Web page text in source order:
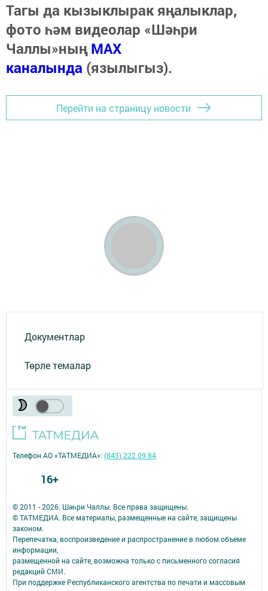
Тагы да кызыклырак яңалыклар,
фото һәм видеолар «Шәһри
Чаллы»ныңMAX
каналында (язылыгыз).
Перейти на страницу новости
Документлар
Төрле темалар
© 2011 - 2026. Шәһри Чаллы. Все права защищены.
© ТАТМЕДИА. Все материалы, размещенные на сайте, защищены
законом.
Перепечатка, воспроизведение и распространение в любом объеме
информации,
размещенной на сайте, возможна только с письменного согласия
редакций СМИ.
При поддержке Республиканского агентства по печати и массовым
Телефон АО «ТАТМЕДИА»:(843) 222 09 84
16+